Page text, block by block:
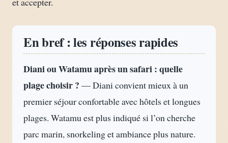
En bref : les réponses rapides
Diani ou Watamu après un safari : quelle
plage choisir ? — Diani convient mieux à un
premier séjour confortable avec hôtels et longues
plages. Watamu est plus indiqué si l’on cherche
parc marin, snorkeling et ambiance plus nature.